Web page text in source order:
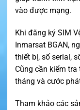
vào được mạng.
Khi đăng ký SIM
Inmarsat BGAN,
thiết bị, số serial,
Cũng cần kiểm
tháng và cước
Tham khảo các